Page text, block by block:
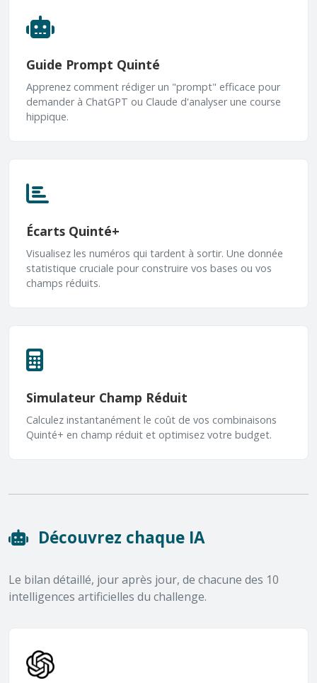
Guide Prompt Quinté
Apprenez comment rédiger un "prompt" efficace pour
demander à ChatGPT ou Claude d'analyser une course
hippique.
Écarts Quinté+
Visualisez les numéros qui tardent à sortir. Une donnée
statistique cruciale pour construire vos bases ou vos
champs réduits.
Simulateur Champ Réduit
Calculez instantanément le coût de vos combinaisons
Quinté+ en champ réduit et optimisez votre budget.
Découvrez chaque IA
Le bilan détaillé, jour après jour, de chacune des 10
intelligences artificielles du challenge.